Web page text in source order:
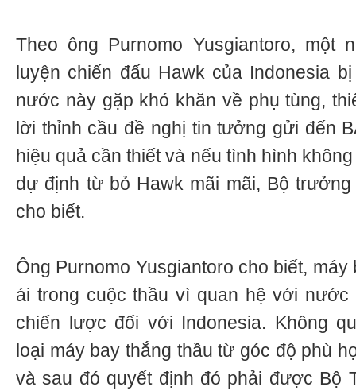
Theo ông Purnomo Yusgiantoro, một
luyện chiến đấu Hawk của Indonesia
nước này gặp khó khăn về phụ tùng,
lời thỉnh cầu đề nghị tin tưởng gửi đến
hiệu quả cần thiết và nếu tình hình
dự định từ bỏ Hawk mãi mãi, Bộ
cho biết.
Ông Purnomo Yusgiantoro cho biết,
ái trong cuộc thầu vì quan hệ với nước
chiến lược đối với Indonesia. Không
loại máy bay thắng thầu từ góc độ phù
và sau đó quyết định đó phải được Bộ